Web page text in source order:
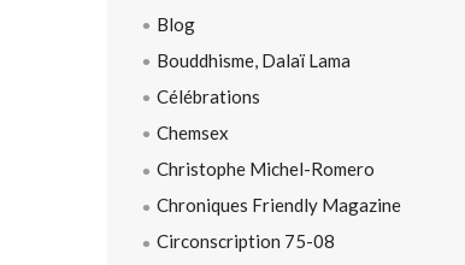
Blog
Bouddhisme, Dalaï Lama
Célébrations
Chemsex
Christophe Michel-Romero
Chroniques Friendly Magazine
Circonscription 75-08